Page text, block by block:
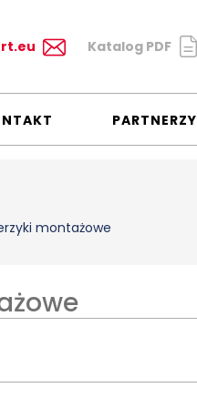
Katalog PDF
PARTNERZY
montażowe